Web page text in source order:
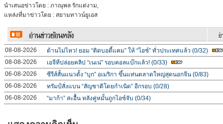
นำเสนอข่าวโดย : ภาณุพล รักแต่งาม,
แหล่งที่มาข่าวโดย : สยามทาวน์ยูเอส
08-08-2026
ต้านไม่ไหว! ยอม “ติดบอดี้แคม” ให้ “ไอซ์” ทั่วประเทศแล้ว (0/32)
08-08-2026
เอจีทีปล่อยคลิป “เนเน่” รอบคอลแบ๊กแล้ว! (0/33)
06-08-2026
ซีรีส์สั้นแนวตั้ง “บุก” อเมริกา ขึ้นแท่นตลาดใหญ่สุดนอกจีน (0/83)
06-08-2026
ทรัมป์สั่งแบน “สัญชาติโดยกำเนิด” อีกรอบ (0/28)
06-08-2026
“มาก้า” สะอื้น หลังคู่หมั้นถูกไอซ์จับ (0/34)